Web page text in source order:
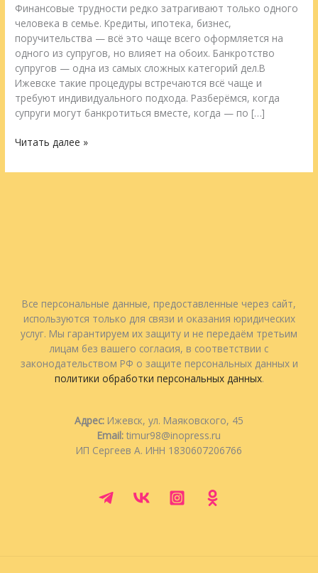
Финансовые трудности редко затрагивают только одного
человека в семье. Кредиты, ипотека, бизнес,
поручительства — всё это чаще всего оформляется на
одного из супругов, но влияет на обоих. Банкротство
супругов — одна из самых сложных категорий дел.В
Ижевске такие процедуры встречаются всё чаще и
требуют индивидуального подхода. Разберёмся, когда
супруги могут банкротиться вместе, когда — по […]
важно
учитывать
Читать далее »
Все персональные данные, предоставленные через сайт,
используются только для связи и оказания юридических
услуг. Мы гарантируем их защиту и не передаём третьим
лицам без вашего согласия, в соответствии с
законодательством РФ о защите персональных данных и
политики обработки персональных данных.
Адрес: Ижевск, ул. Маяковского, 45
Email: timur98@inopress.ru
ИП Сергеев А. ИНН 1830607206766